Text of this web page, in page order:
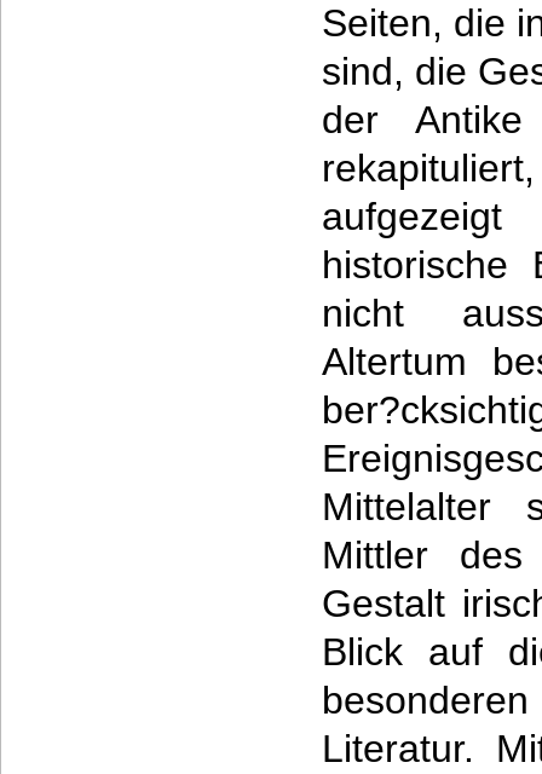
Seiten, die
sind, die
der
historische
nicht
Altertum
Mittelalter
Mittler
Gestalt
Blick auf
Literatur.